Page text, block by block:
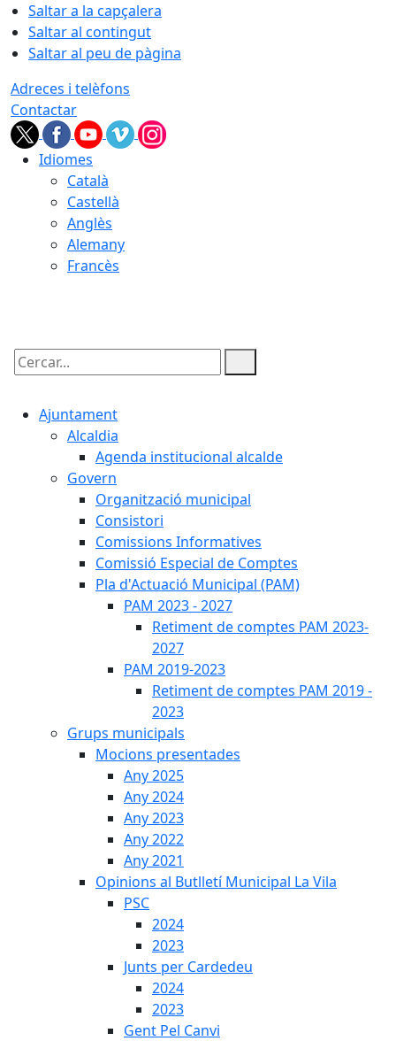
Saltar a la capçalera
Saltar al contingut
Saltar al peu de pàgina
Adreces i telèfons
Contactar
Idiomes
Català
Castellà
Anglès
Alemany
Francès
Cercar:
Ajuntament
Alcaldia
Agenda institucional alcalde
Govern
Organització municipal
Consistori
Comissions Informatives
Comissió Especial de Comptes
Pla d'Actuació Municipal (PAM)
PAM 2023 - 2027
Retiment de comptes PAM 2023-
2027
PAM 2019-2023
Retiment de comptes PAM 2019 -
2023
Grups municipals
Mocions presentades
Any 2025
Any 2024
Any 2023
Any 2022
Any 2021
Opinions al Butlletí Municipal La Vila
PSC
2024
2023
Junts per Cardedeu
2024
2023
Gent Pel Canvi